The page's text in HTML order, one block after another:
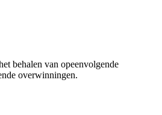
behalen van opeenvolgende
overwinningen.